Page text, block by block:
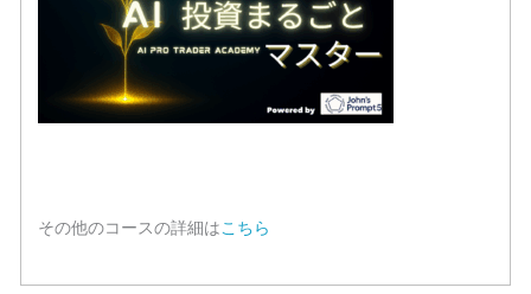
その他のコースの詳細はこちら